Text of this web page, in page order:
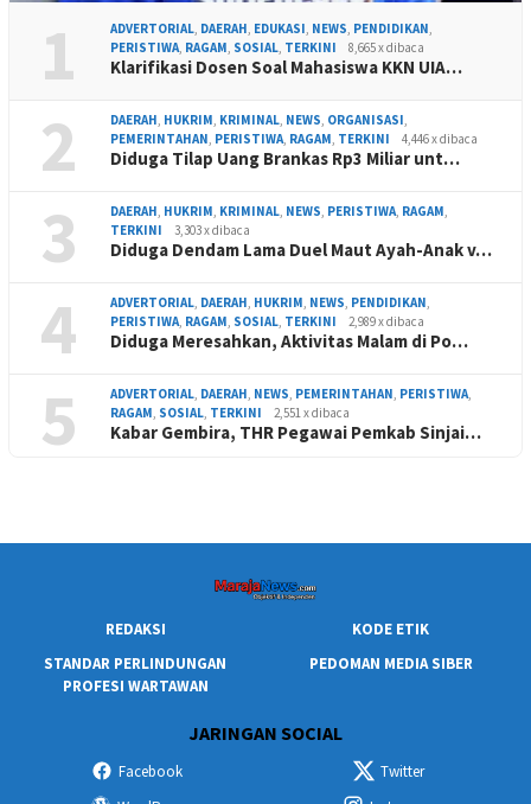
1 ADVERTORIAL, DAERAH, EDUKASI, NEWS, PENDIDIKAN,
PERISTIWA, RAGAM, SOSIAL, TERKINI 8,665 x dibaca
Klarifikasi Dosen Soal Mahasiswa KKN UIA…
2 DAERAH, HUKRIM, KRIMINAL, NEWS, ORGANISASI,
PEMERINTAHAN, PERISTIWA, RAGAM, TERKINI 4,446 x dibaca
Diduga Tilap Uang Brankas Rp3 Miliar unt…
3 DAERAH, HUKRIM, KRIMINAL, NEWS, PERISTIWA, RAGAM,
TERKINI
3,303 x dibaca
Diduga Dendam Lama Duel Maut Ayah-Anak v…
4 ADVERTORIAL, DAERAH, HUKRIM, NEWS, PENDIDIKAN,
PERISTIWA, RAGAM, SOSIAL, TERKINI 2,989 x dibaca
Diduga Meresahkan, Aktivitas Malam di Po…
5 ADVERTORIAL, DAERAH, NEWS, PEMERINTAHAN, PERISTIWA,
RAGAM, SOSIAL, TERKINI 2,551 x dibaca
Kabar Gembira, THR Pegawai Pemkab Sinjai…
REDAKSI
KODE ETIK
STANDAR PERLINDUNGAN
PROFESI WARTAWAN
PEDOMAN MEDIA SIBER
JARINGAN SOCIAL
Facebook
Twitter